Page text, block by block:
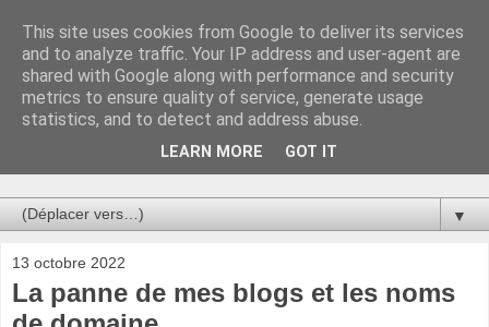
Au bistro !
La connerie étant le seul chemin susceptible de nous faire
entrevoir une parcelle de vérité, utilisons la par des moyens
de communication efficaces. Le temps qu'on remplisse nos
▼
13 octobre 2022
La panne de mes blogs et les noms
This site uses cookies from Google to deliver its services
and to analyze traffic. Your IP address and user-agent are
shared with Google along with performance and security
metrics to ensure quality of service, generate usage
statistics, and to detect and address abuse.
LEARN MORE GOT IT